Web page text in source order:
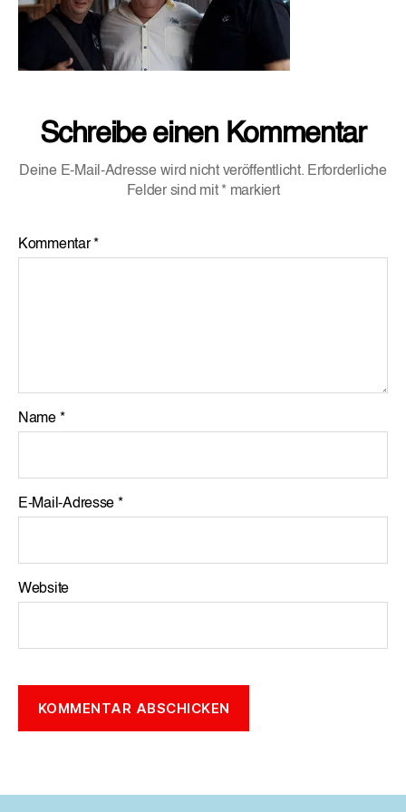
Schreibe einen Kommentar
Deine E-Mail-Adresse wird nicht veröffentlicht. Erforderliche
Felder sind mit * markiert
Kommentar*
Name *
E-Mail-Adresse *
Website